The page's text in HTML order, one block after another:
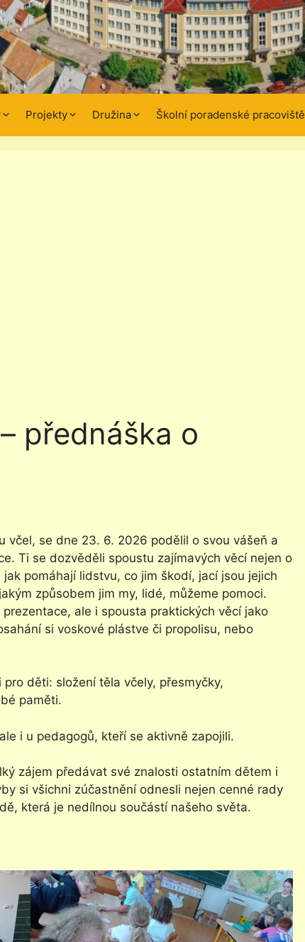
Projekty Družina Školní poradenské pracoviště
přednáška o
včel, se dne 23. 6. 2026 podělil o svou vášeň a
Ti se dozvěděli spoustu zajímavých věcí nejen o
pomáhají lidstvu, co jim škodí, jací jsou jejich
způsobem jim my, lidé, můžeme pomoci.
ale i spousta praktických věcí jako
si voskové plástve či propolisu, nebo
děti: složení těla včely, přesmyčky,
paměti.
i u pedagogů, kteří se aktivně zapojili.
zájem předávat své znalosti ostatním dětem i
si všichni zúčastnění odnesli nejen cenné rady
která je nedílnou součástí našeho světa.